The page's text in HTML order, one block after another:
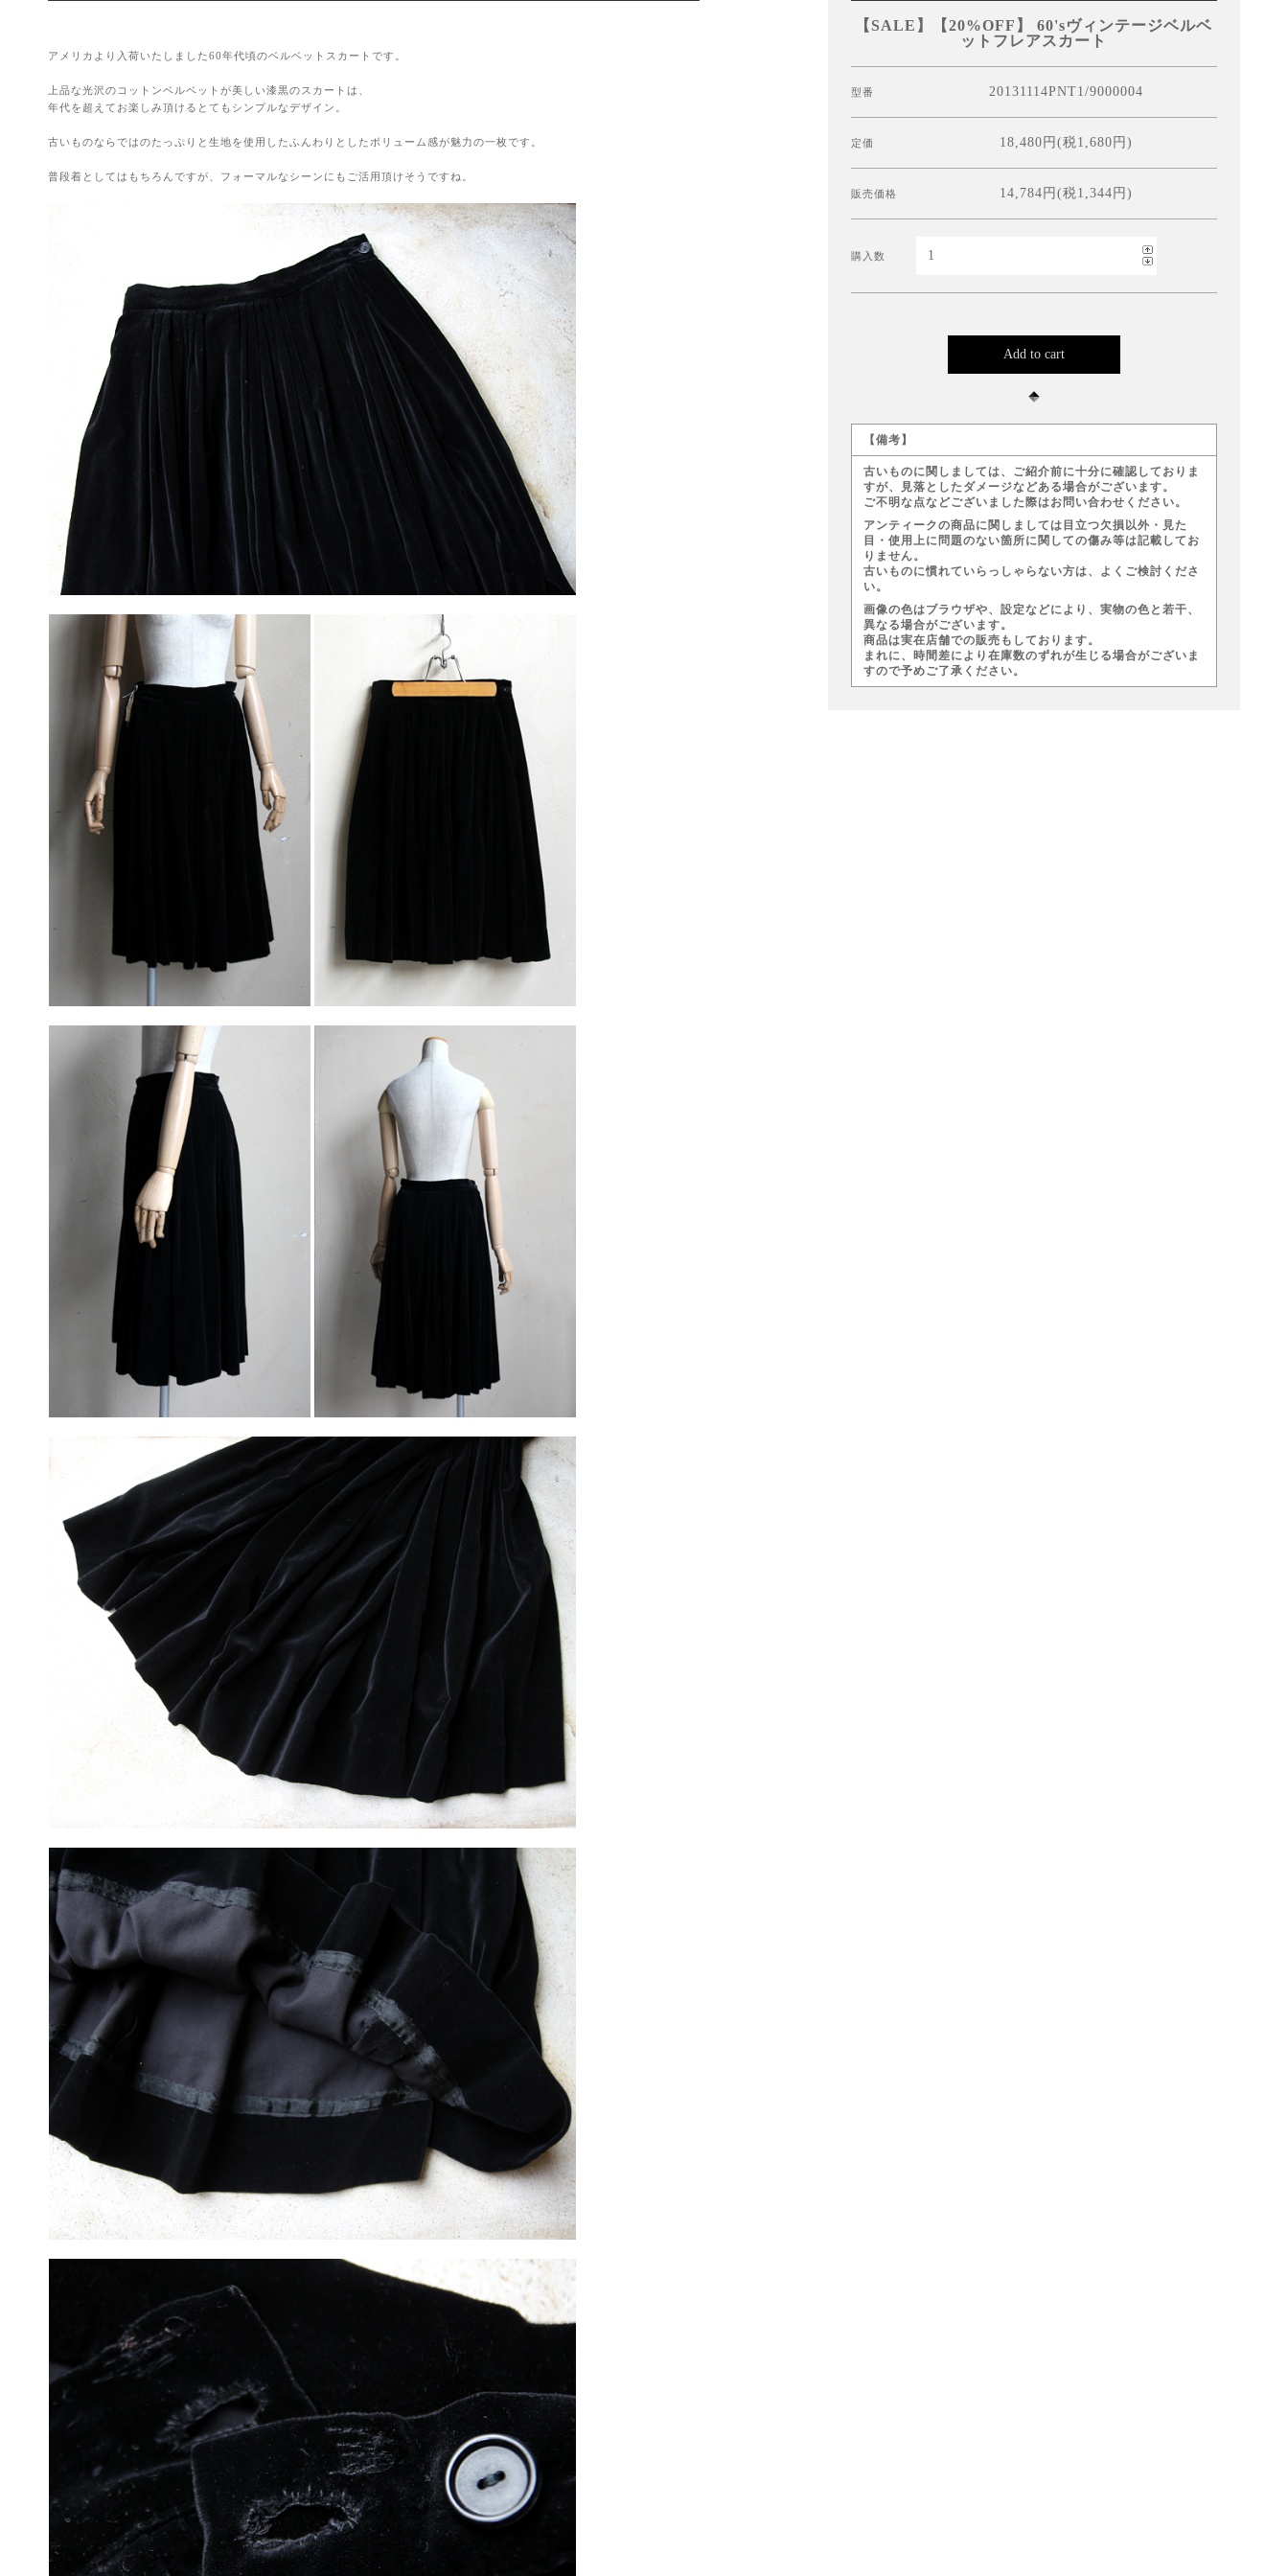
アメリカより入荷いたしました60年代頃のベルベットスカートです。
上品な光沢のコットンベルベットが美しい漆黒のスカートは、
年代を超えてお楽しみ頂けるとてもシンプルなデザイン。
古いものならではのたっぷりと生地を使用したふんわりとしたボリューム感が魅力の一枚です。
普段着としてはもちろんですが、フォーマルなシーンにもご活用頂けそうですね。
【SALE】【20%OFF】 60'sヴィンテージベルベ
ットフレアスカート
型番 20131114PNT1/9000004
定価 18,480円(税1,680円)
販売価格 14,784円(税1,344円)
購入数
【備考】
古いものに関しましては、ご紹介前に十分に確認しておりま
すが、見落としたダメージなどある場合がございます。
ご不明な点などございました際はお問い合わせください。
アンティークの商品に関しましては目立つ欠損以外・見た
目・使用上に問題のない箇所に関しての傷み等は記載してお
りません。
古いものに慣れていらっしゃらない方は、よくご検討くださ
い。
画像の色はブラウザや、設定などにより、実物の色と若干、
異なる場合がございます。
商品は実在店舗での販売もしております。
まれに、時間差により在庫数のずれが生じる場合がございま
すので予めご了承ください。